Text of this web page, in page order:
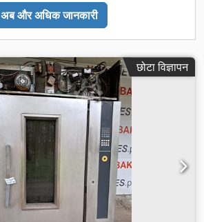
अब और अधिक जानकारी
छोटा विज्ञापन